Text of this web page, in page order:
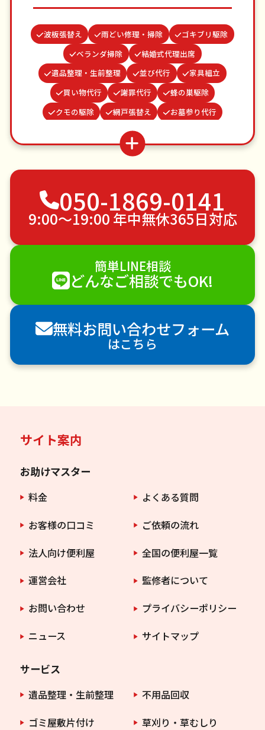
波板張替え 雨どい修理・掃除
ゴキブリ駆除
ベランダ掃除
結婚式代理出席
遺品整理・生前整理
並び代行
家具組立
買い物代行
謝罪代行
蜂の巣駆除
クモの駆除
網戸張替え
お墓参り代行
つた・ツルの撤去
カーテンレール取り付け
物置解体
病院付き添い
場所取り代行
水道パッキン交換
不用品回収
ゴミ屋敷片付け
引っ越し
植木の剪定
植木の伐採
手すり取り付け
ペットのお世話
エアコンクリーニング
DIY・日曜大工
ハウスクリーニング
雪かき・雪下ろし
襖（ふすま）の張替え
空き家管理
各種代行
害獣駆除
防草シート施工
ナメクジ駆除
害虫駆除
050-1869-0141
9:00〜19:00 年中無休365日対応
簡単LINE相談
どんなご相談でもOK!
無料お問い合わせフォーム
はこちら
サイト案内
お助けマスター
料金
よくある質問
お客様の口コミ
ご依頼の流れ
法人向け便利屋
全国の便利屋一覧
運営会社
監修者について
お問い合わせ
プライバシーポリシー
ニュース
サイトマップ
サービス
遺品整理・生前整理
不用品回収
ゴミ屋敷片付け
草刈り・草むしり